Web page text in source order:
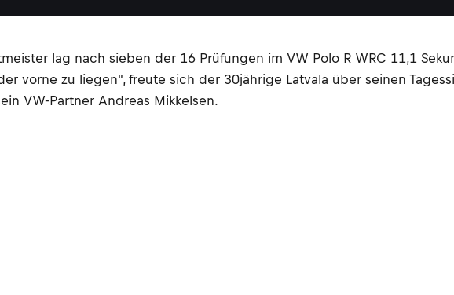
lag nach sieben der 16 Prüfungen im VW Polo R WRC 11,1
vorne zu liegen", freute sich der 30jährige Latvala über seinen
VW-Partner Andreas Mikkelsen.